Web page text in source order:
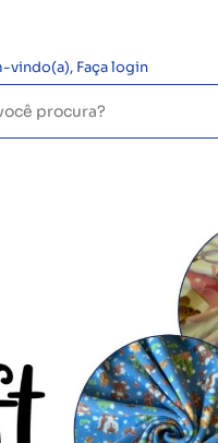
vindo(a), Faça login